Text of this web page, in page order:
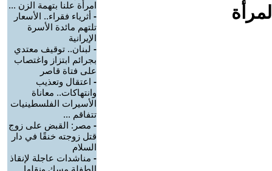
امرأة علنا بتهمة الزن ...
- أثرياء فقراء.. الأسعار
تلتهم مائدة الأسرة
الإيرانية
- لبنان.. توقيف معتدي
بجرائم ابتزاز واغتصاب
على فتاة قاصر
- اعتقال وتعذيب
وانتهاكات.. معاناة
الأسيرات الفلسطينيات
تتفاقم ...
- مصر: القبض على زوج
قتل زوجته خنقًا في دار
السلام
- مناشدات عاجلة لإنقاذ
الطفلة مسك ونقلها